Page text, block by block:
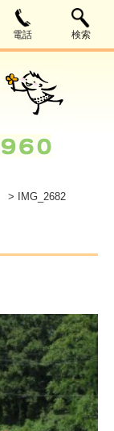
電話 検索
> IMG_2682